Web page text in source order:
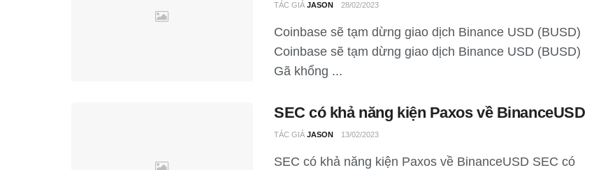
TÁC GIẢ JASON 28/02/2023
Coinbase sẽ tạm dừng giao dịch Binance USD (BUSD)
Coinbase sẽ tạm dừng giao dịch Binance USD (BUSD)
Gã khổng ...
SEC có khả năng kiện Paxos về BinanceUSD
TÁC GIẢ JASON 13/02/2023
SEC có khả năng kiện Paxos về BinanceUSD SEC có